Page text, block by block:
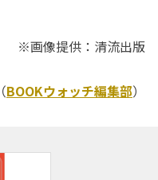
※画像提供：清流出版
（BOOKウォッチ編集部）